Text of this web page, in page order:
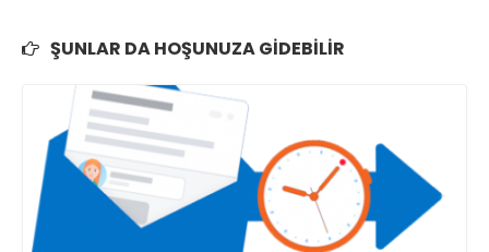
ŞUNLAR DA HOŞUNUZA GIDEBILIR